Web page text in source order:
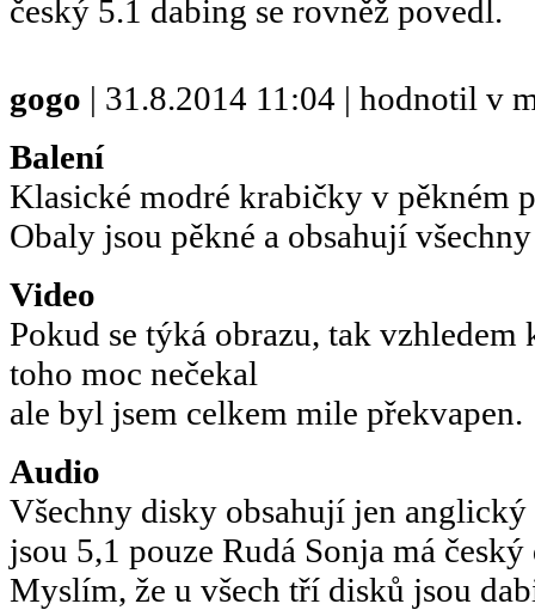
český 5.1 dabing se rovněž povedl.
gogo | 31.8.2014 11:04 | hodnotil v
Balení
Klasické modré krabičky v pěkném
Obaly jsou pěkné a obsahují
Video
Pokud se týká obrazu, tak
toho moc nečekal
ale byl jsem celkem mile překvapen.
Audio
Všechny disky obsahují jen
jsou 5,1 pouze Rudá Sonja má
Myslím, že u všech tří disků jsou